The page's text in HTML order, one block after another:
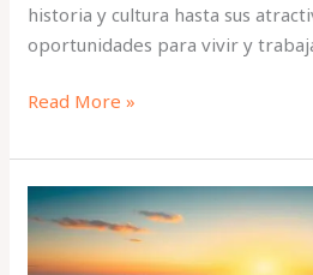
historia y cultura hasta sus
oportunidades para vivir y
Read More »
Mapas
de
Utica